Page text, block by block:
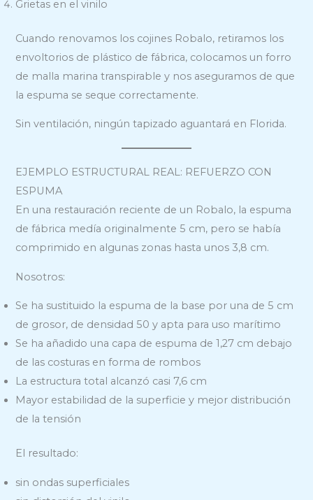
Grietas en el vinilo
Cuando renovamos los cojines Robalo, retiramos los
envoltorios de plástico de fábrica, colocamos un forro
de malla marina transpirable y nos aseguramos de que
la espuma se seque correctamente.
Sin ventilación, ningún tapizado aguantará en Florida.
EJEMPLO ESTRUCTURAL REAL: REFUERZO CON
ESPUMA
En una restauración reciente de un Robalo, la espuma
de fábrica medía originalmente 5 cm, pero se había
comprimido en algunas zonas hasta unos 3,8 cm.
Nosotros:
Se ha sustituido la espuma de la base por una de 5 cm
de grosor, de densidad 50 y apta para uso marítimo
Se ha añadido una capa de espuma de 1,27 cm debajo
de las costuras en forma de rombos
La estructura total alcanzó casi 7,6 cm
Mayor estabilidad de la superficie y mejor distribución
de la tensión
El resultado:
sin ondas superficiales